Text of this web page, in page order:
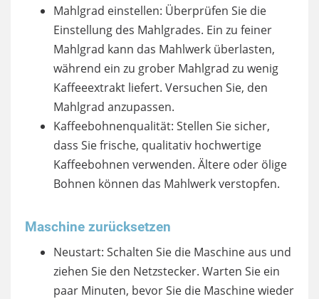
Mahlgrad einstellen: Überprüfen Sie die
Einstellung des Mahlgrades. Ein zu feiner
Mahlgrad kann das Mahlwerk überlasten,
während ein zu grober Mahlgrad zu wenig
Kaffeeextrakt liefert. Versuchen Sie, den
Mahlgrad anzupassen.
Kaffeebohnenqualität: Stellen Sie sicher,
dass Sie frische, qualitativ hochwertige
Kaffeebohnen verwenden. Ältere oder ölige
Bohnen können das Mahlwerk verstopfen.
Maschine zurücksetzen
Neustart: Schalten Sie die Maschine aus und
ziehen Sie den Netzstecker. Warten Sie ein
paar Minuten, bevor Sie die Maschine wieder